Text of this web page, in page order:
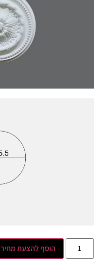
הוסף להצעת מחיר